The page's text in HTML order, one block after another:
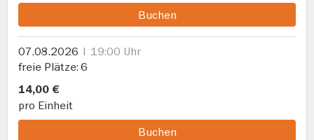
Buchen
07.08.2026
19:00 Uhr
freie Plätze 6
14,00 €
pro Einheit
Buchen